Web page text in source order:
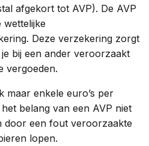
afgekort tot AVP). De AVP
wettelijke
Deze verzekering zorgt
bij een ander veroorzaakt
vergoeden.
maar enkele euro’s per
belang van een AVP niet
door een fout veroorzaakte
lopen.